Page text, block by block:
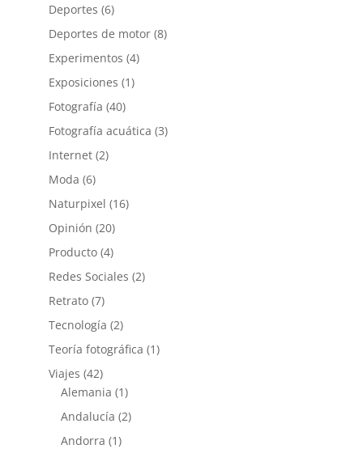
Deportes (6)
Deportes de motor(8)
Experimentos (4)
Exposiciones (1)
Fotografía (40)
Fotografía acuática (3)
Internet(2)
Moda (6)
Naturpixel (16)
Opinión (20)
Producto(4)
Redes Sociales (2)
Retrato(7)
Tecnología (2)
Teoría fotográfica (1)
Viajes (42)
Alemania (1)
Andalucía (2)
Andorra (1)